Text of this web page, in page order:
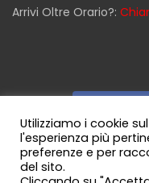
Arrivi Oltre Orario?:
Guida Milazzo
Utilizziamo i cookie
l'esperienza più
preferenze e per
del sito.